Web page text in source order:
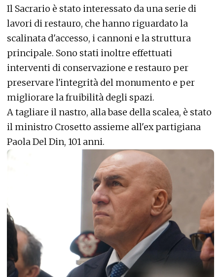
Il Sacrario è stato interessato da una serie di
lavori di restauro, che hanno riguardato la
scalinata d'accesso, i cannoni e la struttura
principale. Sono stati inoltre effettuati
interventi di conservazione e restauro per
preservare l'integrità del monumento e per
migliorare la fruibilità degli spazi.
A tagliare il nastro, alla base della scalea, è stato
il ministro Crosetto assieme all'ex partigiana
Paola Del Din, 101 anni.